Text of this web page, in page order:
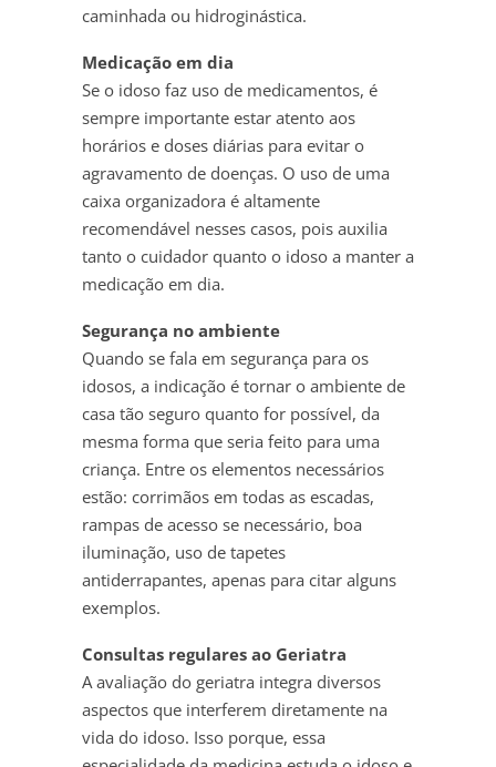
caminhada ou hidroginástica.
Medicação em dia
Se o idoso faz uso de medicamentos, é
sempre importante estar atento aos
horários e doses diárias para evitar o
agravamento de doenças. O uso de uma
caixa organizadora é altamente
recomendável nesses casos, pois auxilia
tanto o cuidador quanto o idoso a manter a
medicação em dia.
Segurança no ambiente
Quando se fala em segurança para os
idosos, a indicação é tornar o ambiente de
casa tão seguro quanto for possível, da
mesma forma que seria feito para uma
criança. Entre os elementos necessários
estão: corrimãos em todas as escadas,
rampas de acesso se necessário, boa
iluminação, uso de tapetes
antiderrapantes, apenas para citar alguns
exemplos.
Consultas regulares ao Geriatra
A avaliação do geriatra integra diversos
aspectos que interferem diretamente na
vida do idoso. Isso porque, essa